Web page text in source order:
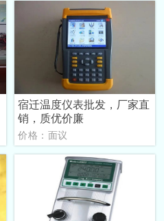
宿迁温度仪表批发，厂家直
销，质优价廉
价格：面议